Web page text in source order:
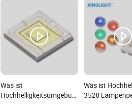
Was ist
Hochhelligkeitsumgebungsbeständige
Was ist
3528